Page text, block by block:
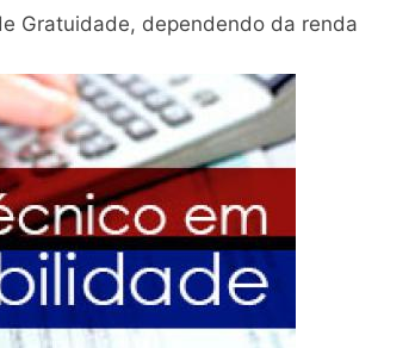
Gratuidade, dependendo da renda